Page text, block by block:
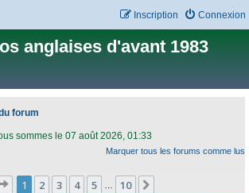
Connexion
Inscription
anglaises d'avant 1983
forum
sommes le 07 août 2026, 01:33
Marquer tous les forums comme lus
Page 1sur
1 2 3 4 5 10